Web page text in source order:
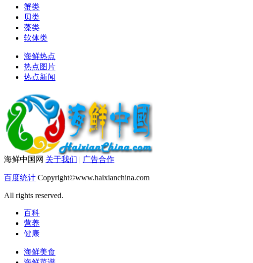
蟹类
贝类
藻类
软体类
海鲜热点
热点图片
热点新闻
海鲜中国网 关于我们 | 广告合作
百度统计 Copyright©www.haixianchina.com
All rights reserved.
百科
营养
健康
海鲜美食